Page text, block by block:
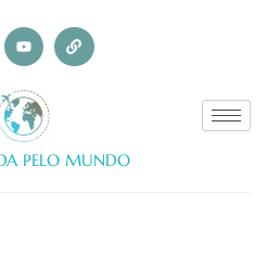
PELO MUNDO